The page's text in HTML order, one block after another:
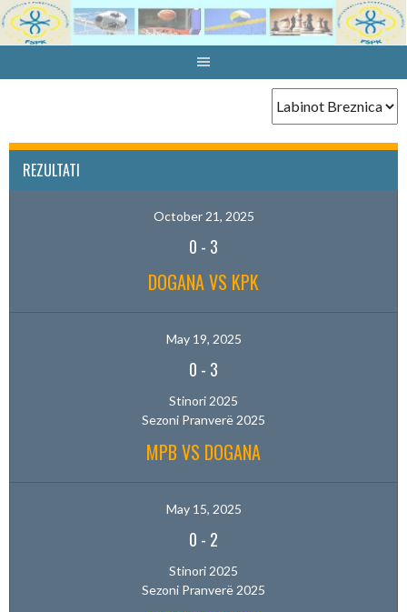
Skip
to
REZULTATI
October 21, 2025
0 - 3
DOGANA VS KPK
May 19, 2025
0 - 3
Stinori 2025
Sezoni Pranverë 2025
MPB VS DOGANA
May 15, 2025
0 - 2
Stinori 2025
Sezoni Pranverë 2025